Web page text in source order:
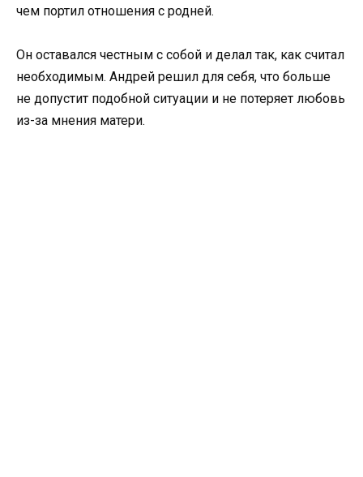
чем портил отношения с родней.
Он оставался честным с собой и делал так, как считал
необходимым. Андрей решил для себя, что больше
не допустит подобной ситуации и не потеряет любовь
из-за мнения матери.